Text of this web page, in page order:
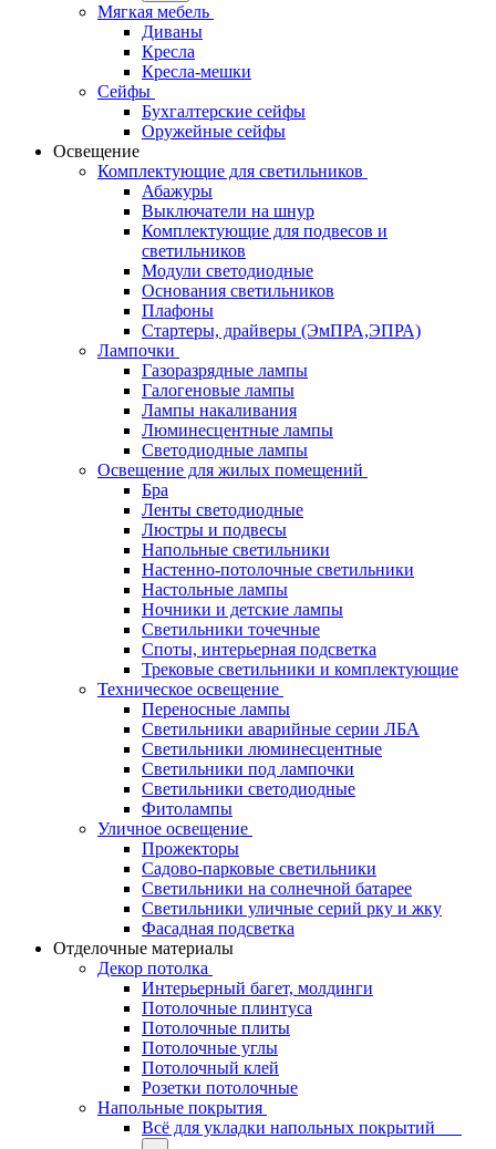
Мягкая мебель
Диваны
Кресла
Кресла-мешки
Сейфы
Бухгалтерские сейфы
Оружейные сейфы
Освещение
Комплектующие для светильников
Абажуры
Выключатели на шнур
Комплектующие для подвесов и
светильников
Модули светодиодные
Основания светильников
Плафоны
Стартеры, драйверы (ЭмПРА,ЭПРА)
Лампочки
Газоразрядные лампы
Галогеновые лампы
Лампы накаливания
Люминесцентные лампы
Светодиодные лампы
Освещение для жилых помещений
Бра
Ленты светодиодные
Люстры и подвесы
Напольные светильники
Настенно-потолочные светильники
Настольные лампы
Ночники и детские лампы
Светильники точечные
Споты, интерьерная подсветка
Трековые светильники и комплектующие
Техническое освещение
Переносные лампы
Светильники аварийные серии ЛБА
Светильники люминесцентные
Светильники под лампочки
Светильники светодиодные
Фитолампы
Уличное освещение
Прожекторы
Садово-парковые светильники
Светильники на солнечной батарее
Светильники уличные серий рку и жку
Фасадная подсветка
Отделочные материалы
Декор потолка
Интерьерный багет, молдинги
Потолочные плинтуса
Потолочные плиты
Потолочные углы
Потолочный клей
Розетки потолочные
Напольные покрытия
Всё для укладки напольных покрытий